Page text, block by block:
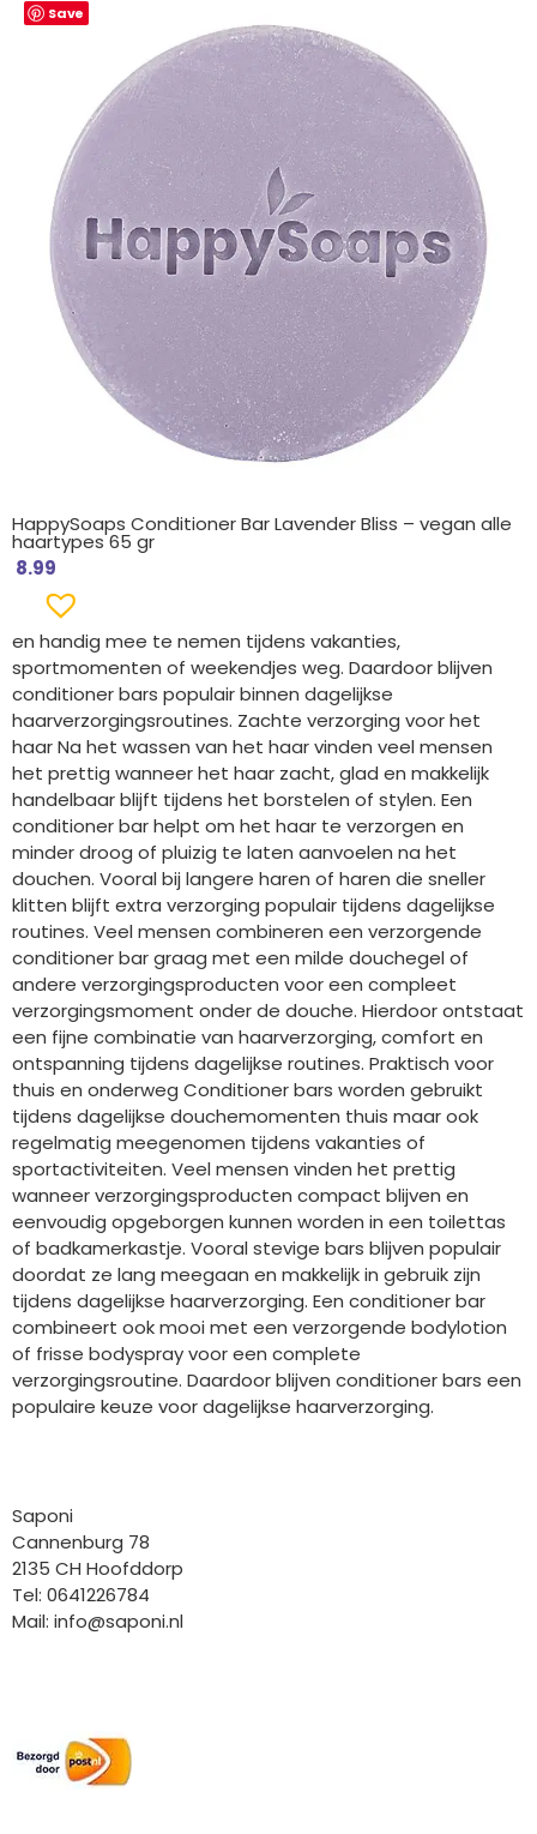
Save
HappySoaps Conditioner Bar Lavender Bliss – vegan alle
haartypes 65 gr
8.99
en handig mee te nemen tijdens vakanties,
sportmomenten of weekendjes weg. Daardoor blijven
conditioner bars populair binnen dagelijkse
haarverzorgingsroutines. Zachte verzorging voor het
haar Na het wassen van het haar vinden veel mensen
het prettig wanneer het haar zacht, glad en makkelijk
handelbaar blijft tijdens het borstelen of stylen. Een
conditioner bar helpt om het haar te verzorgen en
minder droog of pluizig te laten aanvoelen na het
douchen. Vooral bij langere haren of haren die sneller
klitten blijft extra verzorging populair tijdens dagelijkse
routines. Veel mensen combineren een verzorgende
conditioner bar graag met een milde douchegel of
andere verzorgingsproducten voor een compleet
verzorgingsmoment onder de douche. Hierdoor ontstaat
een fijne combinatie van haarverzorging, comfort en
ontspanning tijdens dagelijkse routines. Praktisch voor
thuis en onderweg Conditioner bars worden gebruikt
tijdens dagelijkse douchemomenten thuis maar ook
regelmatig meegenomen tijdens vakanties of
sportactiviteiten. Veel mensen vinden het prettig
wanneer verzorgingsproducten compact blijven en
eenvoudig opgeborgen kunnen worden in een toilettas
of badkamerkastje. Vooral stevige bars blijven populair
doordat ze lang meegaan en makkelijk in gebruik zijn
tijdens dagelijkse haarverzorging. Een conditioner bar
combineert ook mooi met een verzorgende bodylotion
of frisse bodyspray voor een complete
verzorgingsroutine. Daardoor blijven conditioner bars een
populaire keuze voor dagelijkse haarverzorging.
Saponi
Cannenburg 78
2135 CH Hoofddorp
Tel: 0641226784
Mail: info@saponi.nl